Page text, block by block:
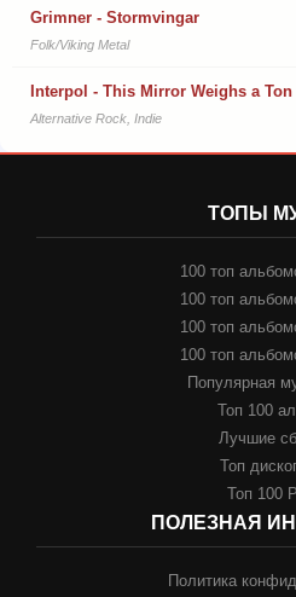
Grimner - Stormvingar
Folk/Viking Metal
Interpol - This Mirror Weighs a Ton
Alternative Rock, Indie
ТОПЫ
100 топ
100 топ
100 топ
100 топ
Популярная
Топ 100
Лучшие
Топ
Топ 100
ПОЛЕЗНАЯ
Политика